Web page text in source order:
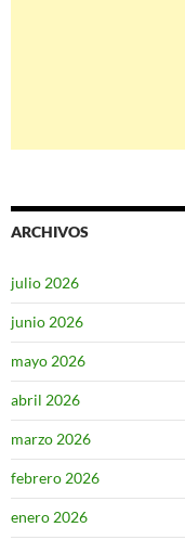
ARCHIVOS
julio 2026
junio 2026
mayo 2026
abril 2026
marzo 2026
febrero 2026
enero 2026